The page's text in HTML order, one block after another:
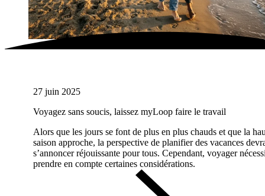
27 juin 2025
Voyagez sans soucis, laissez myLoop faire le travail
Alors que les jours se font de plus en plus chauds et que la
saison approche, la perspective de planifier des vacances
s’annoncer réjouissante pour tous. Cependant, voyager
prendre en compte certaines considérations.